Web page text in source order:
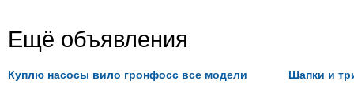
Ещё объявления
Куплю насосы вило гронфосс все модели Шапки и